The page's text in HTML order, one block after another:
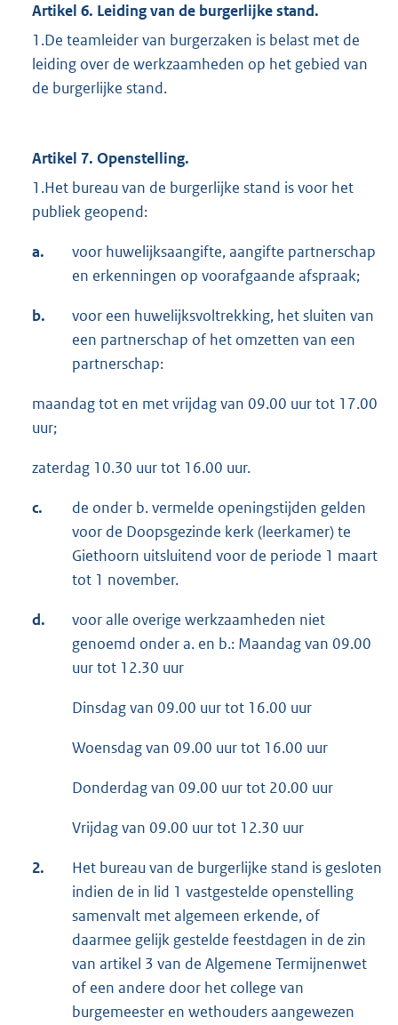
Artikel 6. Leiding van de burgerlijke stand.
1.De teamleider van burgerzaken is belast met de
leiding over de werkzaamheden op het gebied van
de burgerlijke stand.
Artikel 7. Openstelling.
1.Het bureau van de burgerlijke stand is voor het
publiek geopend:
a.
voor huwelijksaangifte, aangifte partnerschap
en erkenningen op voorafgaande afspraak;
b.
voor een huwelijksvoltrekking, het sluiten van
een partnerschap of het omzetten van een
partnerschap:
maandag tot en met vrijdag van 09.00 uur tot 17.00
uur;
zaterdag 10.30 uur tot 16.00 uur.
c.
de onder b. vermelde openingstijden gelden
voor de Doopsgezinde kerk (leerkamer) te
Giethoorn uitsluitend voor de periode 1 maart
tot 1 november.
d.
voor alle overige werkzaamheden niet
genoemd onder a. en b.: Maandag van 09.00
uur tot 12.30 uur
Dinsdag van 09.00 uur tot 16.00 uur
Woensdag van 09.00 uur tot 16.00 uur
Donderdag van 09.00 uur tot 20.00 uur
Vrijdag van 09.00 uur tot 12.30 uur
2.
Het bureau van de burgerlijke stand is gesloten
indien de in lid 1 vastgestelde openstelling
samenvalt met algemeen erkende, of
daarmee gelijk gestelde feestdagen in de zin
van artikel 3 van de Algemene Termijnenwet
of een andere door het college van
burgemeester en wethouders aangewezen